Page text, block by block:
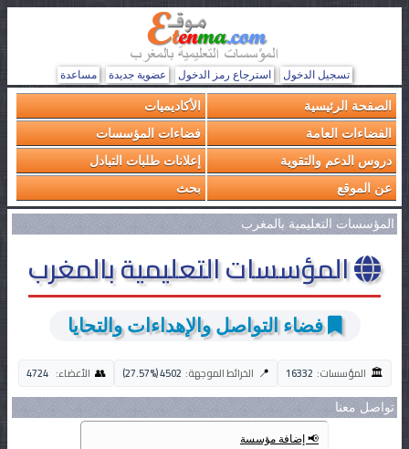
تسجيل الدخول استرجاع رمز الدخول عضوية جديدة مساعدة
الصفحة الرئيسية
الأكاديميات
الفضاءات العامة
فضاءات المؤسسات
دروس الدعم والتقوية
إعلانات طلبات التبادل
عن الموقع
بحث
المؤسسات التعليمية بالمغرب
المؤسسات التعليمية بالمغرب
فضاء التواصل والإهداءات والتحايا
🏛️ المؤسسات: 16332
📍 الخرائط الموجهة: 4502 (27.57%)
👥 الأعضاء: 4724
تواصل معنا
📢 إضافة مؤسسة